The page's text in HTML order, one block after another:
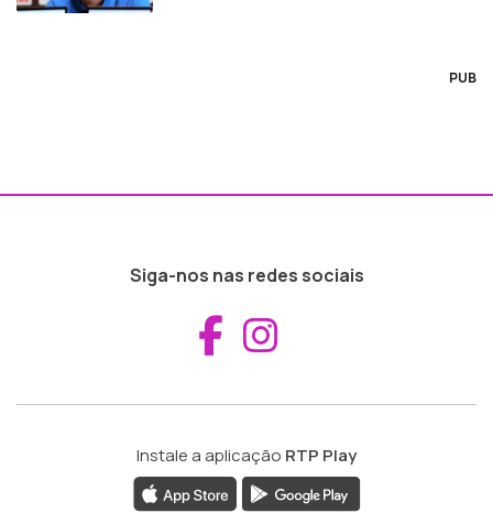
PUB
Siga-nos nas redes sociais
Aceder ao
Instale a aplicação RTP Play